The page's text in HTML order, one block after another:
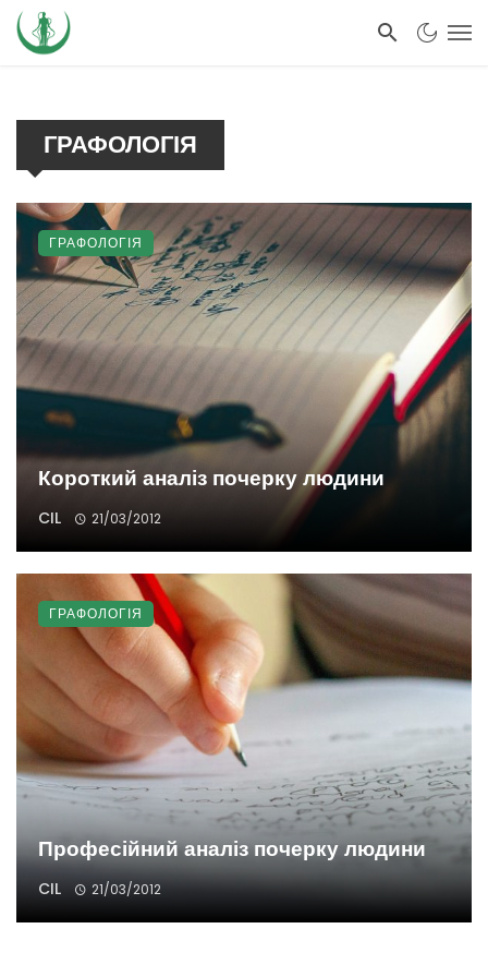
ГРАФОЛОГІЯ
Короткий аналіз почерку людини
CIL 21/03/2012
ГРАФОЛОГІЯ
Професійний аналіз почерку людини
CIL 21/03/2012
ГРАФОЛОГІЯ